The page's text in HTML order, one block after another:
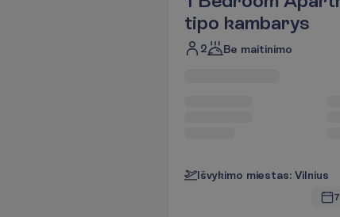
tipo kambarys
2 Be maitinimo
Išvykimo miestas: Vilnius